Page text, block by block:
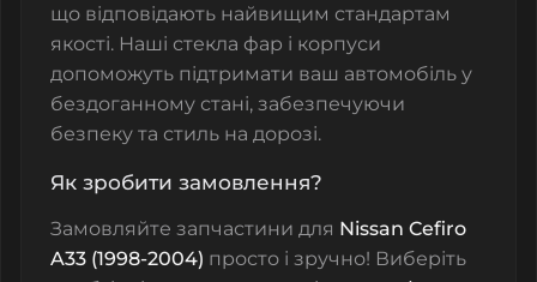
що відповідають найвищим стандартам
якості. Наші стекла фар і корпуси
допоможуть підтримати ваш автомобіль у
бездоганному стані, забезпечуючи
безпеку та стиль на дорозі.
Як зробити замовлення?
Замовляйте запчастини для Nissan Cefiro
A33 (1998-2004) просто і зручно! Виберіть